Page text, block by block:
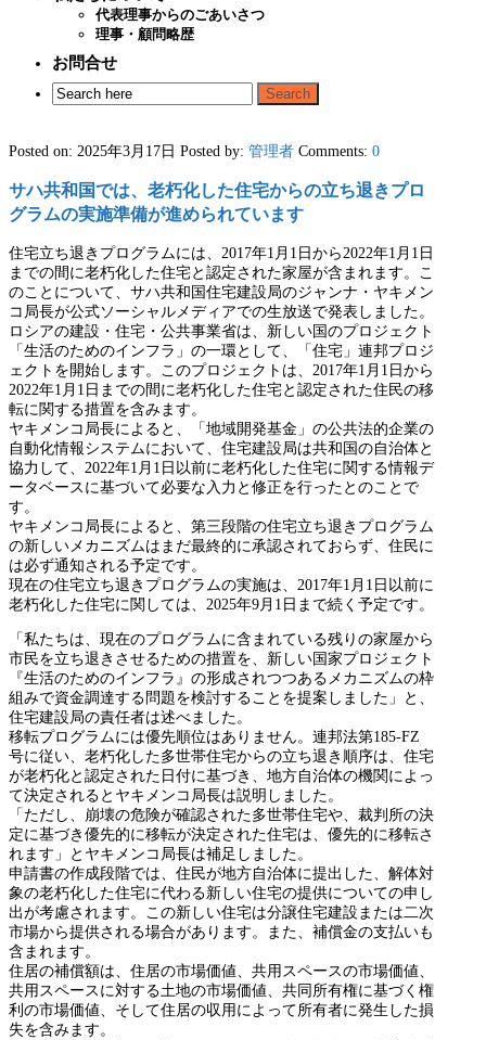
代表理事からのごあいさつ
理事・顧問略歴
お問合せ
Posted on: 2025年3月17日 Posted by: 管理者 Comments: 0
サハ共和国では、老朽化した住宅からの立ち退きプロ
グラムの実施準備が進められています
住宅立ち退きプログラムには、2017年1月1日から2022年1月1日
までの間に老朽化した住宅と認定された家屋が含まれます。こ
のことについて、サハ共和国住宅建設局のジャンナ・ヤキメン
コ局長が公式ソーシャルメディアでの生放送で発表しました。
ロシアの建設・住宅・公共事業省は、新しい国のプロジェクト
「生活のためのインフラ」の一環として、「住宅」連邦プロジ
ェクトを開始します。このプロジェクトは、2017年1月1日から
2022年1月1日までの間に老朽化した住宅と認定された住民の移
転に関する措置を含みます。
ヤキメンコ局長によると、「地域開発基金」の公共法的企業の
自動化情報システムにおいて、住宅建設局は共和国の自治体と
協力して、2022年1月1日以前に老朽化した住宅に関する情報デ
ータベースに基づいて必要な入力と修正を行ったとのことで
す。
ヤキメンコ局長によると、第三段階の住宅立ち退きプログラム
の新しいメカニズムはまだ最終的に承認されておらず、住民に
は必ず通知される予定です。
現在の住宅立ち退きプログラムの実施は、2017年1月1日以前に
老朽化した住宅に関しては、2025年9月1日まで続く予定です。
「私たちは、現在のプログラムに含まれている残りの家屋から
市民を立ち退きさせるための措置を、新しい国家プロジェクト
『生活のためのインフラ』の形成されつつあるメカニズムの枠
組みで資金調達する問題を検討することを提案しました」と、
住宅建設局の責任者は述べました。
移転プログラムには優先順位はありません。連邦法第185-FZ
号に従い、老朽化した多世帯住宅からの立ち退き順序は、住宅
が老朽化と認定された日付に基づき、地方自治体の機関によっ
て決定されるとヤキメンコ局長は説明しました。
「ただし、崩壊の危険が確認された多世帯住宅や、裁判所の決
定に基づき優先的に移転が決定された住宅は、優先的に移転さ
れます」とヤキメンコ局長は補足しました。
申請書の作成段階では、住民が地方自治体に提出した、解体対
象の老朽化した住宅に代わる新しい住宅の提供についての申し
出が考慮されます。この新しい住宅は分譲住宅建設または二次
市場から提供される場合があります。また、補償金の支払いも
含まれます。
住居の補償額は、住居の市場価値、共用スペースの市場価値、
共用スペースに対する土地の市場価値、共同所有権に基づく権
利の市場価値、そして住居の収用によって所有者に発生した損
失を含みます。